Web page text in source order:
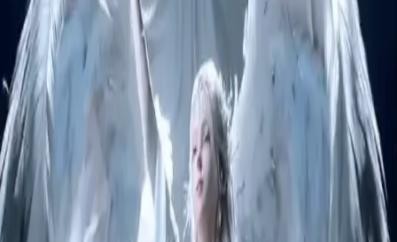
Conditions d'utilisation
Politique de confidentialité
Politique de remboursement
Société
Contacter Delphin
Réseau
Wan 2.7 AI Videowan27.click
DeepSeek V4 Pro Hub deepseekv4pro.com
Copyright © 2026 Delphin Studio. Tous droits réservés.